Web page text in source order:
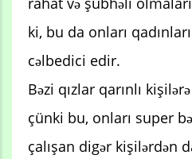
ki, bu da onları
cəlbedici edir.
Bəzi qızlar qarınlı
çünki bu, onları super
çalışan digər kişilərdən